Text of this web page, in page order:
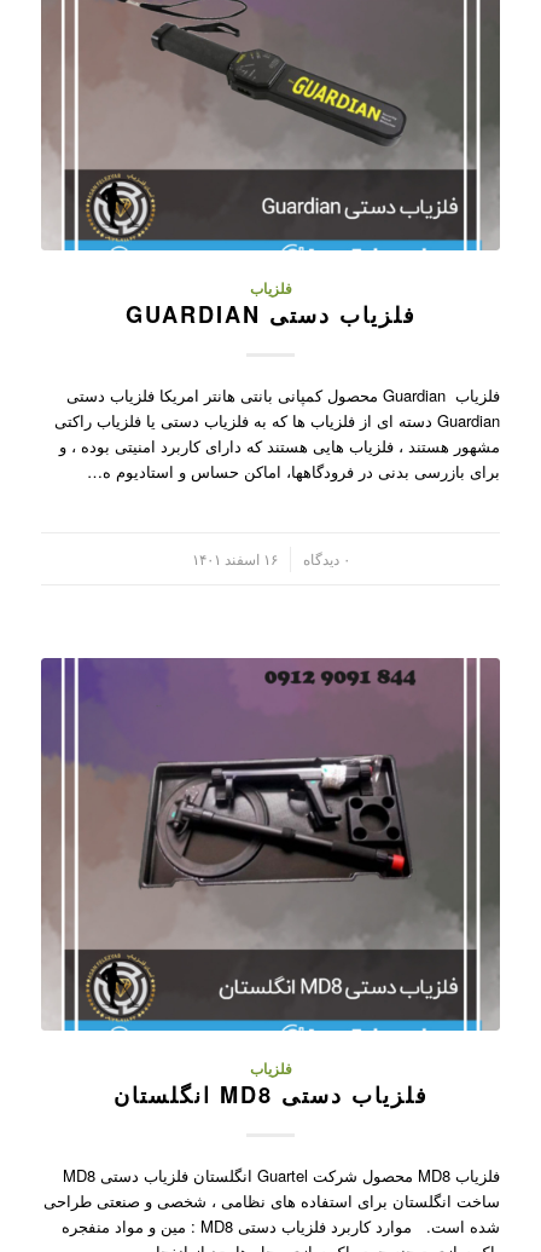
فلزیاب
فلزیاب دستی GUARDIAN
فلزیاب Guardian محصول کمپانی بانتی هانتر امریکا فلزیاب دستی
Guardian دسته ای از فلزیاب ها که به فلزیاب دستی یا فلزیاب راکتی
مشهور هستند ، فلزیاب هایی هستند که دارای کاربرد امنیتی بوده ، و
برای بازرسی بدنی در فرودگاهها، اماکن حساس و استادیوم ه…
۰ دیدگاه ۱۶ اسفند ۱۴۰۱
فلزیاب
فلزیاب دستی MD8 انگلستان
فلزیاب MD8 محصول شرکت Guartel انگلستان فلزیاب دستی MD8
ساخت انگلستان برای استفاده های نظامی ، شخصی و صنعتی طراحی
شده است. موارد کاربرد فلزیاب دستی MD8 : مین و مواد منفجره